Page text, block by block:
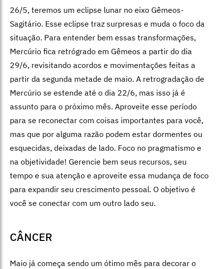
26/5, teremos um eclipse lunar no eixo Gêmeos-
Sagitário. Esse eclipse traz surpresas e muda o foco da
situação. Para entender bem essas transformações,
Mercúrio fica retrógrado em Gêmeos a partir do dia
29/6, revisitando acordos e movimentações feitas a
partir da segunda metade de maio. A retrogradação de
Mercúrio se estende até o dia 22/6, mas isso já é
assunto para o próximo mês. Aproveite esse período
para se reconectar com coisas importantes para você,
mas que por alguma razão podem estar dormentes ou
esquecidas, deixadas de lado. Foco no pragmatismo e
na objetividade! Gerencie bem seus recursos, seu
tempo e sua atenção e aproveite essa mudança de foco
para expandir seu crescimento pessoal. O objetivo é
você se conectar com um outro lado seu.
CÂNCER
Maio já começa sendo um ótimo mês para decorar o